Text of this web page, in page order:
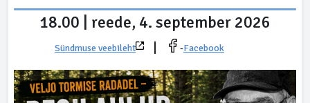
18.00 | reede, 4. september 2026
Sündmuse veebileht | -Facebook